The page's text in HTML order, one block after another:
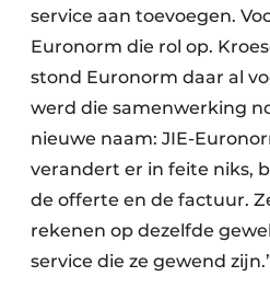
service aan toevoegen.
Euronorm die rol op.
stond Euronorm daar al
werd die samenwerking
nieuwe naam: JIE-
verandert er in feite niks,
de offerte en de factuur.
rekenen op dezelfde
service die ze gewend